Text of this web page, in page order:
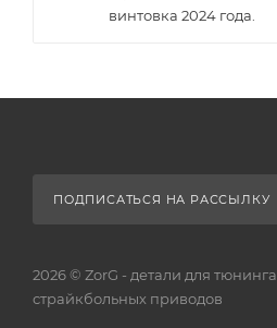
винтовка 2024 года.
ПОДПИСАТЬСЯ НА РАССЫЛКУ
2026 © ZorG - детали для тюнинга
страйкбольных приводов